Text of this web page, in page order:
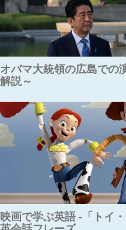
オバマ大統領の広島での
解説～
映画で学ぶ英語 -「トイ